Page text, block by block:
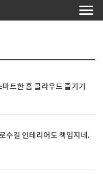
트한 홈 클라우드 즐기기
수길 인테리어도 책임지네.